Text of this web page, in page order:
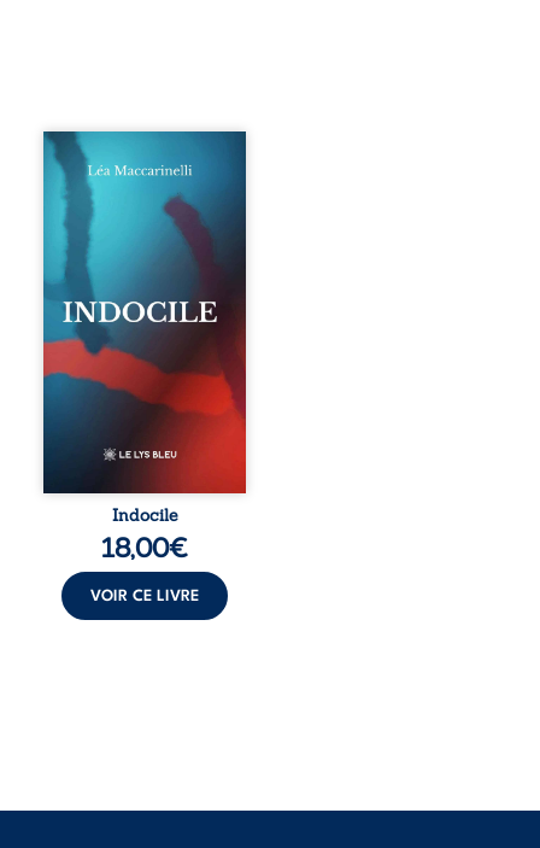
Quatre parties.
Quatre refus.
Quatre visages
d’une existence en
friction. Entre les
silences qu’on ne
déchiffre pas, les
amours qu’on
dérange, les corps
qu’on administre
et les liens qu’on
sabote, cet
ouvrage parle à
vivent trop fort,
trop vrai, trop tôt.
traversée. Une
langue nue. Une
insurrection
calme. Une
déclaration
d’existence pour ...
Indocile
18,00€
VOIR CE LIVRE